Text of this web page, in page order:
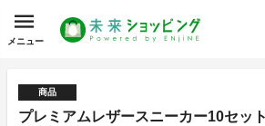
メニュー
商品
プレミアムレザースニーカー10セッ